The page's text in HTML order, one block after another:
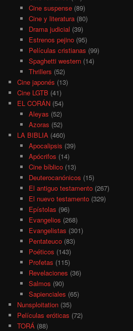
Cine suspense(89)
Cine y literatura(80)
Drama judicial (39)
Estrenos pejino(95)
Películas cristianas (99)
Spaghetti western(14)
Thrillers (52)
Cine japonés (13)
Cine LGTB (41)
EL CORÁN (54)
Aleyas (52)
Azoras (52)
LA BIBLIA (460)
Apocalipsis (39)
Apócrifos (14)
Cine bíblico(13)
Deuterocanónicos (15)
El antiguo testamento(267)
El nuevo testamento(329)
Epístolas (96)
Evangelios (268)
Evangelistas (301)
Pentateuco(83)
Poéticos (143)
Profetas (115)
Revelaciones (36)
Salmos (90)
Sapienciales (65)
Nunsploitation (35)
Películas eróticas (72)
TORÁ (88)